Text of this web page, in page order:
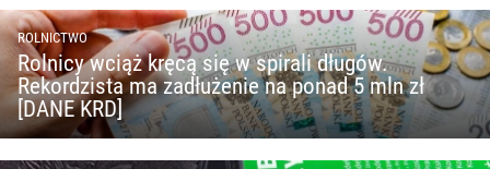
ROLNICTWO
Rolnicy wciąż kręcą się w spirali długów.
Rekordzista ma zadłużenie na ponad 5 mln zł
[DANE KRD]